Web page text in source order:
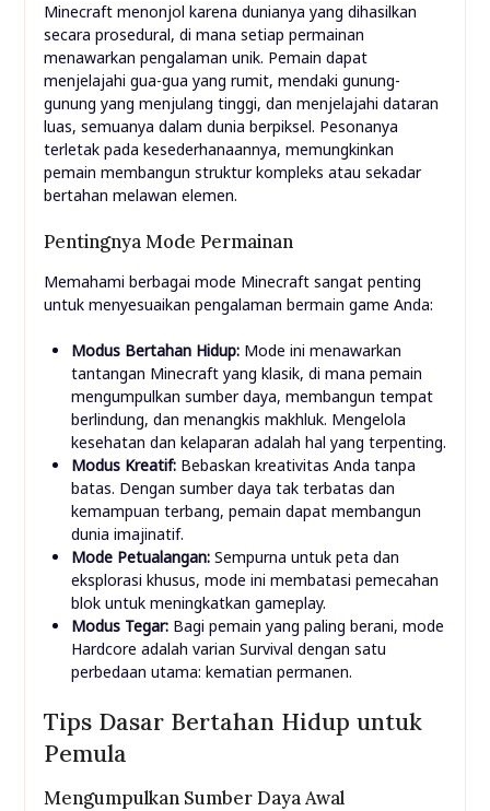
Minecraft menonjol karena dunianya yang dihasilkan
secara prosedural, di mana setiap permainan
menawarkan pengalaman unik. Pemain dapat
menjelajahi gua-gua yang rumit, mendaki gunung-
gunung yang menjulang tinggi, dan menjelajahi dataran
luas, semuanya dalam dunia berpiksel. Pesonanya
terletak pada kesederhanaannya, memungkinkan
pemain membangun struktur kompleks atau sekadar
bertahan melawan elemen.
Pentingnya Mode Permainan
Memahami berbagai mode Minecraft sangat penting
untuk menyesuaikan pengalaman bermain game Anda:
Modus Bertahan Hidup:Mode ini menawarkan
tantangan Minecraft yang klasik, di mana pemain
mengumpulkan sumber daya, membangun tempat
berlindung, dan menangkis makhluk. Mengelola
kesehatan dan kelaparan adalah hal yang terpenting.
Modus Kreatif:Bebaskan kreativitas Anda tanpa
batas. Dengan sumber daya tak terbatas dan
kemampuan terbang, pemain dapat membangun
dunia imajinatif.
Mode Petualangan:Sempurna untuk peta dan
eksplorasi khusus, mode ini membatasi pemecahan
blok untuk meningkatkan gameplay.
Modus Tegar:Bagi pemain yang paling berani, mode
Hardcore adalah varian Survival dengan satu
perbedaan utama: kematian permanen.
Tips Dasar Bertahan Hidup untuk
Pemula
Mengumpulkan Sumber Daya Awal